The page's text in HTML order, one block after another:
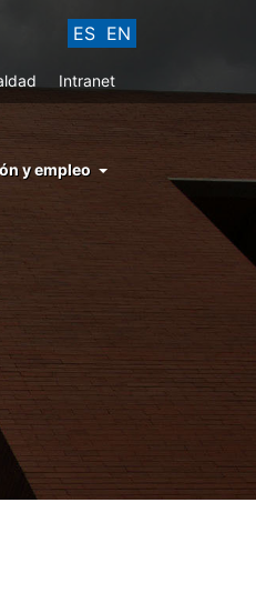
ES EN
Intranet
y empleo